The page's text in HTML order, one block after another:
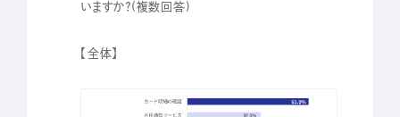
いますか？(複数回答)
【全体】